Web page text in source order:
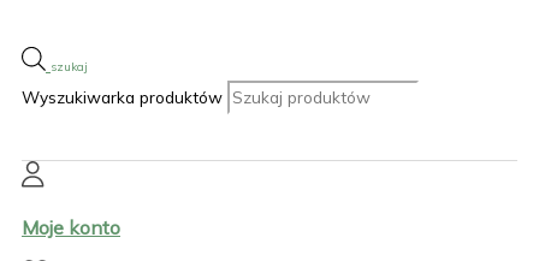
Wyszukiwarka produktów
Moje konto